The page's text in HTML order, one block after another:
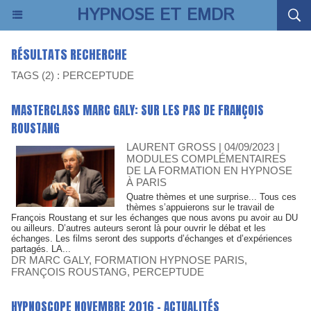
HYPNOSE ET EMDR
RÉSULTATS RECHERCHE
TAGS (2) : PERCEPTUDE
MASTERCLASS MARC GALY: SUR LES PAS DE FRANÇOIS
ROUSTANG
LAURENT GROSS | 04/09/2023 |
MODULES COMPLÉMENTAIRES
DE LA FORMATION EN HYPNOSE
À PARIS
Quatre thèmes et une surprise... Tous ces
thèmes s’appuierons sur le travail de
François Roustang et sur les échanges que nous avons pu avoir au DU
ou ailleurs. D’autres auteurs seront là pour ouvrir le débat et les
échanges. Les films seront des supports d’échanges et d’expériences
partagés. LA...
DR MARC GALY, FORMATION HYPNOSE PARIS,
FRANÇOIS ROUSTANG, PERCEPTUDE
HYPNOSCOPE NOVEMBRE 2016 - ACTUALITÉS